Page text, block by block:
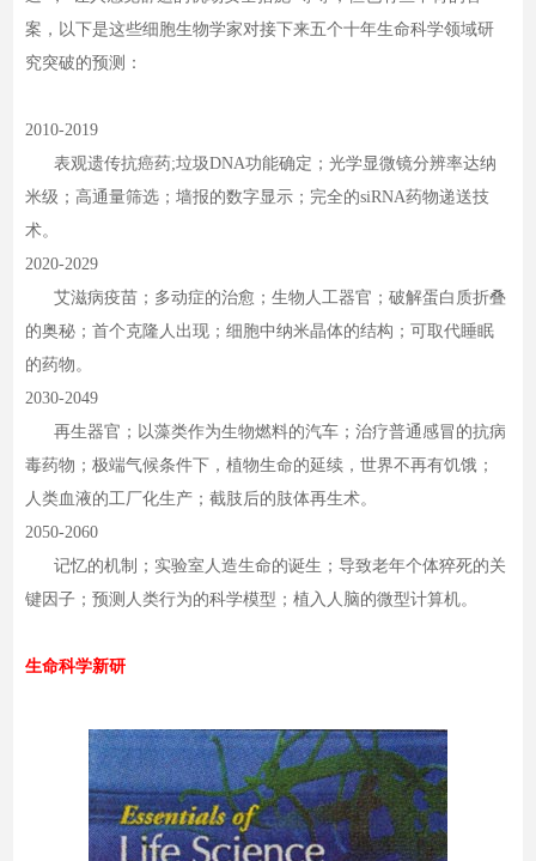
案，以下是这些细胞生物学家对接下来五个十年生命科学领域研
究突破的预测：
2010-2019
表观遗传抗癌药;垃圾DNA功能确定；光学显微镜分辨率达纳
米级；高通量筛选；墙报的数字显示；完全的siRNA药物递送技
术。
2020-2029
艾滋病疫苗；多动症的治愈；生物人工器官；破解蛋白质折叠
的奥秘；首个克隆人出现；细胞中纳米晶体的结构；可取代睡眠
的药物。
2030-2049
再生器官；以藻类作为生物燃料的汽车；治疗普通感冒的抗病
毒药物；极端气候条件下，植物生命的延续，世界不再有饥饿；
人类血液的工厂化生产；截肢后的肢体再生术。
2050-2060
记忆的机制；实验室人造生命的诞生；导致老年个体猝死的关
键因子；预测人类行为的科学模型；植入人脑的微型计算机。
生命科学新研